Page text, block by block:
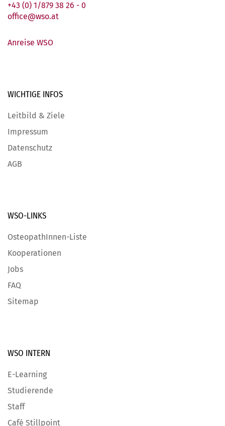
+43 (0) 1/879 38 26 - 0
office@wso.at
Anreise WSO
WICHTIGE INFOS
Leitbild & Ziele
Impressum
Datenschutz
AGB
WSO-LINKS
OsteopathInnen-Liste
Kooperationen
Jobs
FAQ
Sitemap
WSO INTERN
E-Learning
Studierende
Staff
Café Stillpoint